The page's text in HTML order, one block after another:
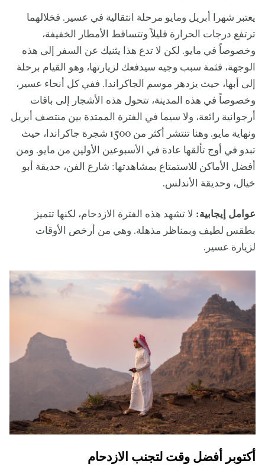
يعتبر شهرا أبريل ومايو مرحلة انتقالية في عسير. فخلالهما
ترتفع درجات الحرارة قليلاً وتتساقط الأمطار الخفيفة،
وخصوصاً في مايو. لكن لا تدع هذا يثنيك عن السفر إلى هذه
الوجهة، فثمة سبب وجيه سيدفعك لزيارتها، وهو القيام برحلة
إلى أبها، حيث يزدهر موسم الجاكراندا. ففي كل أنحاء عسير،
وخصوصاً في هذه المدينة، تتحول هذه الأشجار إلى باقات
أرجوانية رائعة، ولا سيما في الفترة الممتدة بين منتصف أبريل
ونهاية مايو. وهنا تنتشر أكثر من 1500 شجرة جاكراندا، حيث
تبدو في أوج تألقها عادة في الأسبوعين الأولين من مايو. ومن
أفضل الأماكن للاستمتاع بمشاهدتها: شارع الفن، حديقة أبو
خيال، وحديقة الأندلس.
عوامل إيجابية: لا تشهد هذه الفترة الازدحام، لكنها تتميز
بطقس لطيف وبمناظر مذهلة. وهي من أرخص الأوقات
لزيارة عسير.
أكتوبر أفضل وقت لتجنب الازدحام